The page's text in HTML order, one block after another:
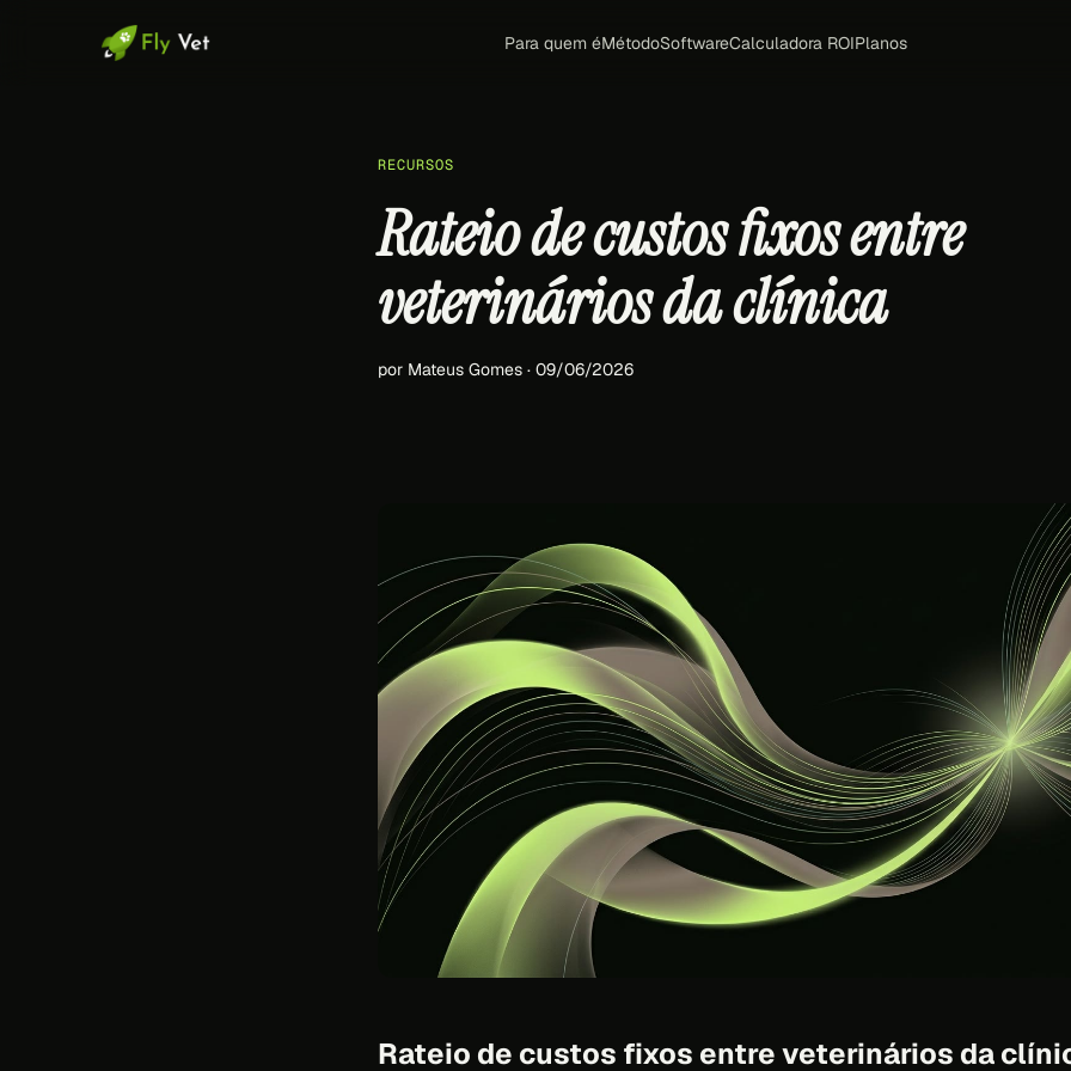
Para quem éMétodoSoftwareCalculadora ROIPlanos
RECURSOS
Rateio de custos fixos entre
veterinários da clínica
por Mateus Gomes · 09/06/2026
Rateio de custos fixos entre veterinários da